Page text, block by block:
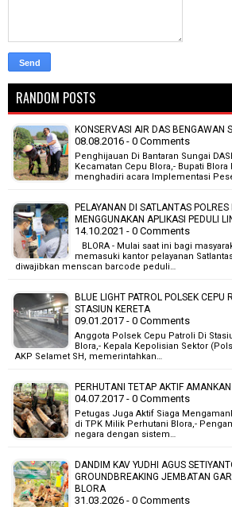
RANDOM POSTS
KONSERVASI AIR DAS BENGAWAN
08.08.2016 - 0 Comments
Penghijauan Di Bantaran Sungai
Kecamatan Cepu Blora,- Bupati
menghadiri acara Implementasi
PELAYANAN DI SATLANTAS
MENGGUNAKAN APLIKASI PEDULI
14.10.2021 - 0 Comments
BLORA - Mulai saat ini bagi
memasuki kantor pelayanan
diwajibkan menscan barcode peduli…
BLUE LIGHT PATROL POLSEK CEPU
STASIUN KERETA
09.01.2017 - 0 Comments
Anggota Polsek Cepu Patroli Di
Blora,- Kepala Kepolisian Sektor
AKP Selamet SH, memerintahkan…
PERHUTANI TETAP AKTIF
04.07.2017 - 0 Comments
Petugas Juga Aktif Siaga
di TPK Milik Perhutani Blora,-
negara dengan sistem…
DANDIM KAV YUDHI AGUS
GROUNDBREAKING JEMBATAN
BLORA
31.03.2026 - 0 Comments